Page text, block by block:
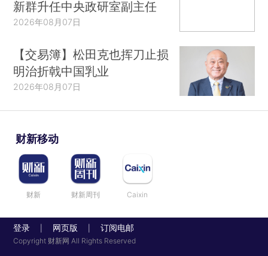
新群升任中央政研室副主任
2026年08月07日
【交易簿】松田克也挥刀止损
明治折戟中国乳业
2026年08月07日
财新移动
财新 财新周刊 Caixin
登录 网页版 订阅电邮
Copyright 财新网 All Rights Reserved